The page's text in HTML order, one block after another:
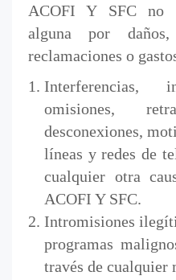
ACOFI Y SFC no
alguna por daños,
reclamaciones o
Interferencias,
omisiones,
desconexiones,
líneas y redes de
cualquier otra
ACOFI Y SFC.
Intromisiones
programas
través de cualquier